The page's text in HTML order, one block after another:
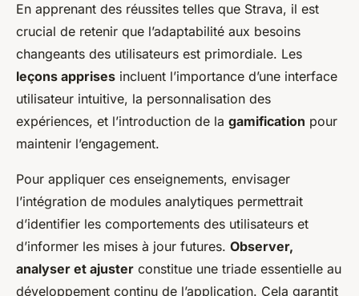
En apprenant des réussites telles que Strava, il est
crucial de retenir que l’adaptabilité aux besoins
changeants des utilisateurs est primordiale. Les
leçons apprises incluent l’importance d’une interface
utilisateur intuitive, la personnalisation des
expériences, et l’introduction de la gamification pour
maintenir l’engagement.
Pour appliquer ces enseignements, envisager
l’intégration de modules analytiques permettrait
d’identifier les comportements des utilisateurs et
d’informer les mises à jour futures. Observer,
analyser et ajuster constitue une triade essentielle au
développement continu de l’application. Cela garantit